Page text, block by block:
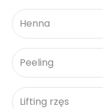
Henna
Peeling
Lifting rzęs